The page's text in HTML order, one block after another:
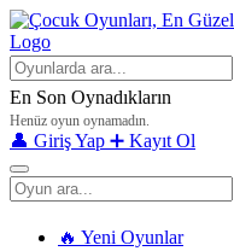
En Son Oynadıkların
Henüz oyun oynamadın.
👤 Giriş Yap ➕ Kayıt Ol
🔥 Yeni Oyunlar